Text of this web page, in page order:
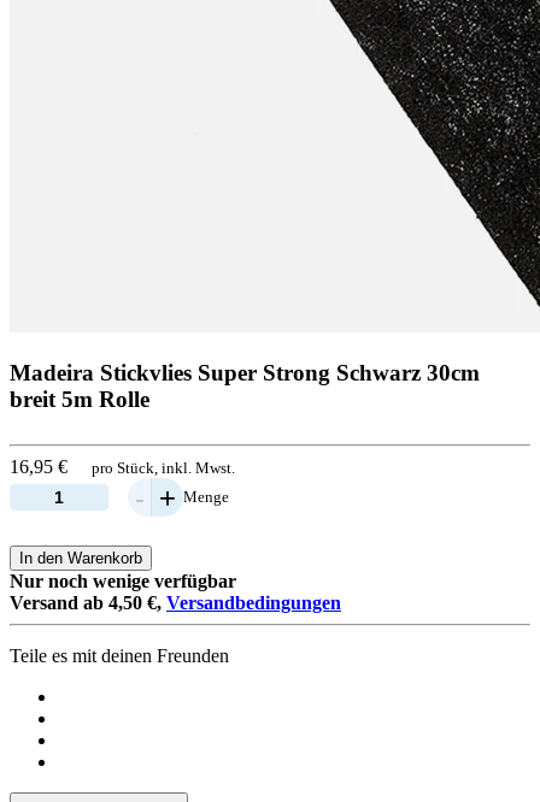
Madeira Stickvlies Super Strong Schwarz 30cm
breit 5m Rolle
16,95 € pro Stück, inkl. Mwst.
- + Menge
In den Warenkorb
Nur noch wenige verfügbar
Versand ab 4,50 €, Versandbedingungen
Teile es mit deinen Freunden